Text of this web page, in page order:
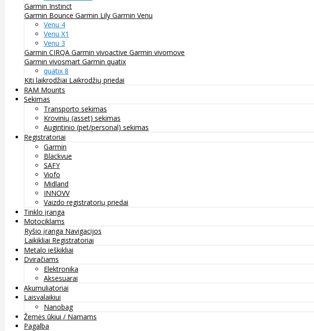
Garmin Instinct
Garmin Bounce Garmin Lily Garmin Venu
Venu 4
Venu X1
Venu 3
Garmin CIRQA Garmin vivoactive Garmin vivomove
Garmin vivosmart Garmin quatix
quatix 8
Kiti laikrodžiai Laikrodžių priedai
RAM Mounts
Sekimas
Transporto sekimas
Krovinių (asset) sekimas
Augintinio (pet/personal) sekimas
Registratoriai
Garmin
Blackvue
SAFY
Viofo
Midland
INNOVV
Vaizdo registratorių priedai
Tinklo įranga
Motociklams
Ryšio įranga Navigacijos
Laikikliai Registratoriai
Metalo ieškikliai
Dviračiams
Elektronika
Aksesuarai
Akumuliatoriai
Laisvalaikiui
Nanobag
Žemės ūkiui / Namams
Pagalba